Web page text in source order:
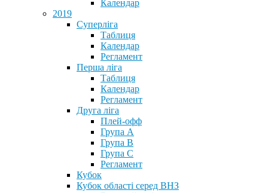
Календар
2019
Суперліга
Таблиця
Календар
Регламент
Перша ліга
Таблиця
Календар
Регламент
Друга ліга
Плей-офф
Група А
Група В
Група С
Регламент
Кубок
Кубок області серед ВНЗ